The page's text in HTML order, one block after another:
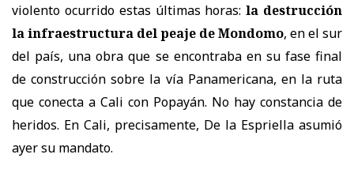
violento ocurrido estas últimas horas:la destrucción
la infraestructura del peaje de Mondomo, en el sur
del país, una obra que se encontraba en su fase final
de construcción sobre la vía Panamericana, en la ruta
que conecta a Cali con Popayán. No hay constancia de
heridos. En Cali, precisamente, De la Espriella asumió
ayer su mandato.